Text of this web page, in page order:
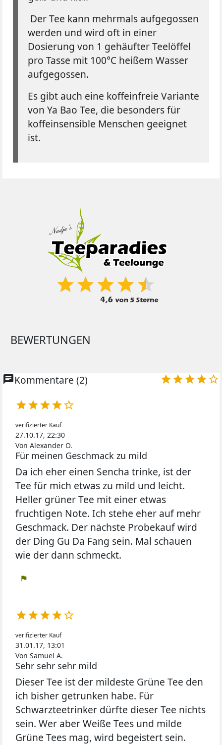
Der Tee kann mehrmals aufgegossen
werden und wird oft in einer
Dosierung von 1 gehäufter Teelöffel
pro Tasse mit 100°C heißem Wasser
aufgegossen.
Es gibt auch eine koffeinfreie Variante
von Ya Bao Tee, die besonders für
koffeinsensible Menschen geeignet
ist.
BEWERTUNGEN
chatKommentare (2) 

verifizierter Kauf
27.10.17, 22:30
Von Alexander O.
Für meinen Geschmack zu mild
Da ich eher einen Sencha trinke, ist der
Tee für mich etwas zu mild und leicht.
Heller grüner Tee mit einer etwas
fruchtigen Note. Ich stehe eher auf mehr
Geschmack. Der nächste Probekauf wird
der Ding Gu Da Fang sein. Mal schauen
wie der dann schmeckt.
flag

verifizierter Kauf
31.01.17, 13:01
Von Samuel A.
Sehr sehr sehr mild
Dieser Tee ist der mildeste Grüne Tee den
ich bisher getrunken habe. Für
Schwarzteetrinker dürfte dieser Tee nichts
sein. Wer aber Weiße Tees und milde
Grüne Tees mag, wird begeistert sein.